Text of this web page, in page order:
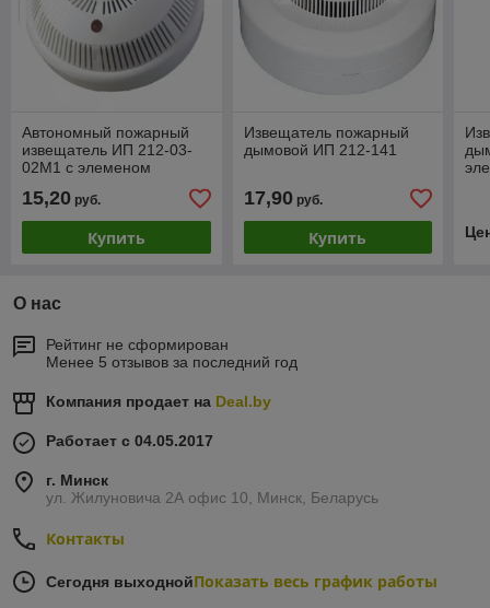
Автономный пожарный
извещатель ИП 212-03-
02М1 с элеменом
15,20 руб.
Купить
Извещатель пожарный
дымовой ИП 212-141
17,90руб.
Купить
О нас
Рейтинг не сформирован
Менее 5 отзывов за последний год
Компания продает на Deal.by
Работает с 04.05.2017
г. Минск
ул. Жилуновича 2А офис 10, Минск, Беларусь
Контакты
Сегодня выходнойПоказать весь график работы